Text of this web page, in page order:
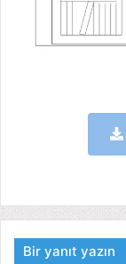
Bir yanıt yazın